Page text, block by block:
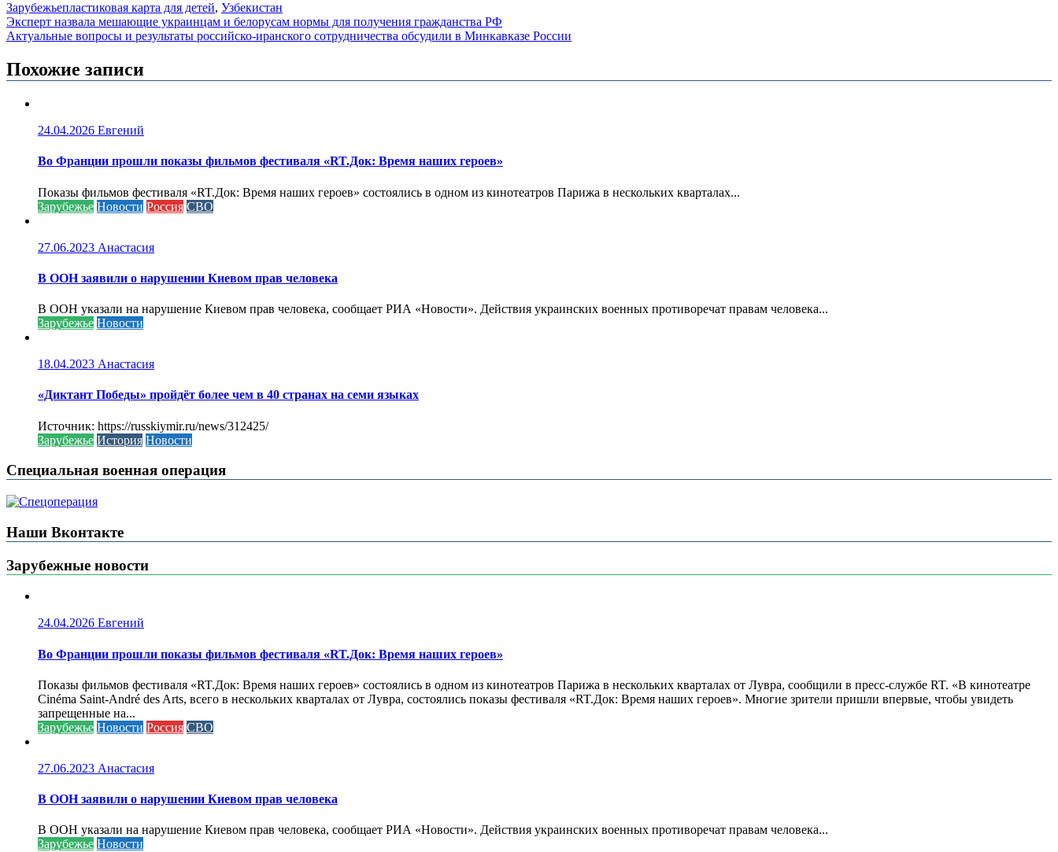
Зарубежьепластиковая карта для детей, Узбекистан
Навигация
по
записям
Эксперт назвала мешающие украинцам и белорусам нормы для получения гражданства РФ
Актуальные вопросы и результаты российско-иранского сотрудничества обсудили в Минкавказе России
Похожие записи
24.04.2026 Евгений
Во Франции прошли показы фильмов фестиваля «RT.Док: Время наших героев»
Показы фильмов фестиваля «RT.Док: Время наших героев» состоялись в одном из кинотеатров Парижа в нескольких кварталах...
Зарубежье Новости Россия СВО
27.06.2023 Анастасия
В ООН заявили о нарушении Киевом прав человека
В ООН указали на нарушение Киевом прав человека, сообщает РИА «Новости». Действия украинских военных противоречат правам человека...
Зарубежье Новости
18.04.2023 Анастасия
«Диктант Победы» пройдёт более чем в 40 странах на семи языках
Источник: https://russkiymir.ru/news/312425/
Зарубежье История Новости
Специальная военная операция
Наши Вконтакте
Зарубежные новости
24.04.2026 Евгений
Во Франции прошли показы фильмов фестиваля «RT.Док: Время наших героев»
Показы фильмов фестиваля «RT.Док: Время наших героев» состоялись в одном из кинотеатров Парижа в нескольких кварталах от Лувра, сообщили в пресс-службе RT. «В кинотеатре
Cinéma Saint-André des Arts, всего в нескольких кварталах от Лувра, состоялись показы фестиваля «RT.Док: Время наших героев». Многие зрители пришли впервые, чтобы увидеть
запрещенные на...
Зарубежье Новости Россия СВО
27.06.2023 Анастасия
В ООН заявили о нарушении Киевом прав человека
В ООН указали на нарушение Киевом прав человека, сообщает РИА «Новости». Действия украинских военных противоречат правам человека...
Зарубежье Новости